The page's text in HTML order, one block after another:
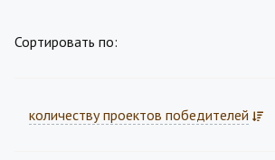
Сортировать по:
количеству проектов победителей